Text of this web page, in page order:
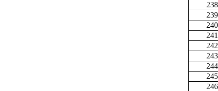
238
239
240
241
242
243
244
245
246